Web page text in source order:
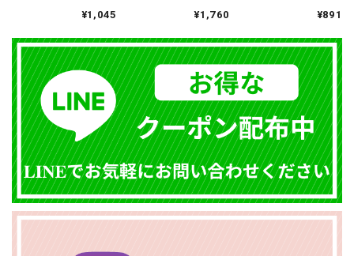
SHIMBI（シンビ）
¥1,045
クリップボード
SHIMBI
SAPPORO（シンビ
サッポロ）SHO-103-
CLIP-UV 両面印刷
縦長（受注生産品）
¥1,760 ¥891